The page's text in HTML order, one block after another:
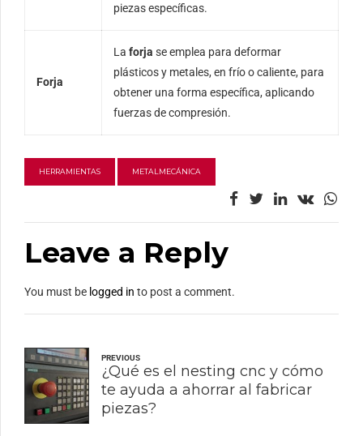
piezas específicas.
Forja
La forja se emplea para deformar
plásticos y metales, en frío o caliente, para
obtener una forma específica, aplicando
fuerzas de compresión.
HERRAMIENTAS METALMECÁNICA
Leave a Reply
You must be logged in to post a comment.
PREVIOUS
¿Qué es el nesting cnc y cómo
te ayuda a ahorrar al fabricar
piezas?